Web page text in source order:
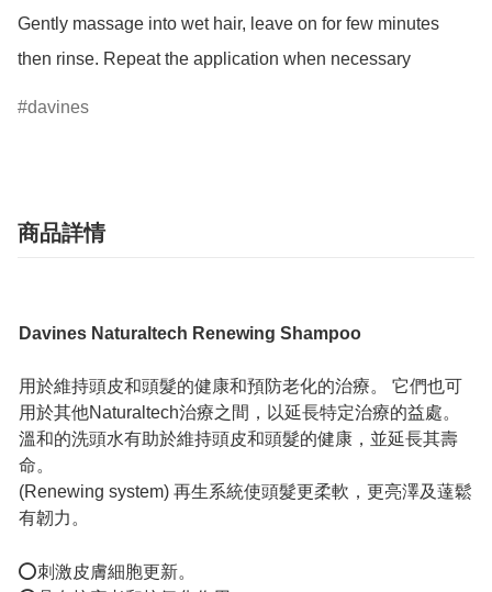
Gently massage into wet hair, leave on for few minutes
then rinse. Repeat the application when necessary
davines
商品詳情
Davines Naturaltech Renewing Shampoo
用於維持頭皮和頭髮的健康和預防老化的治療。 它們也可
用於其他Naturaltech治療之間，以延長特定治療的益處。
溫和的洗頭水有助於維持頭皮和頭髮的健康，並延長其壽
命。
(Renewing system) 再生系統使頭髮更柔軟，更亮澤及薘鬆
有韌力。
⭕刺激皮膚細胞更新。